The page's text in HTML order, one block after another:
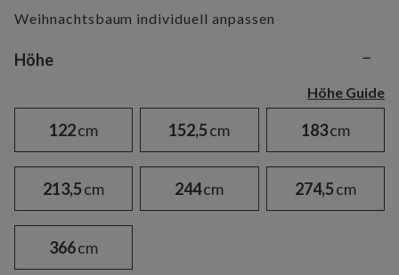
Weihnachtsbaum individuell anpassen
Variant selection
Höhe −
Höhe Guide
122cm 152,5cm 183cm
213,5cm 244cm 274,5cm
366cm